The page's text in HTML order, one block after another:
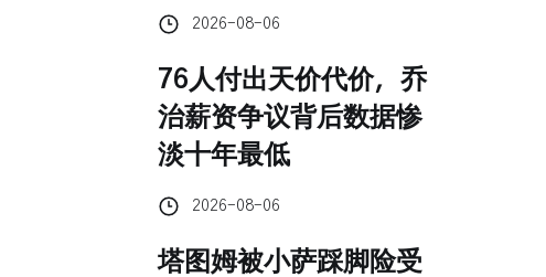
2026-08-06
76人付出天价代价，乔
治薪资争议背后数据惨
淡十年最低
2026-08-06
塔图姆被小萨踩脚险受